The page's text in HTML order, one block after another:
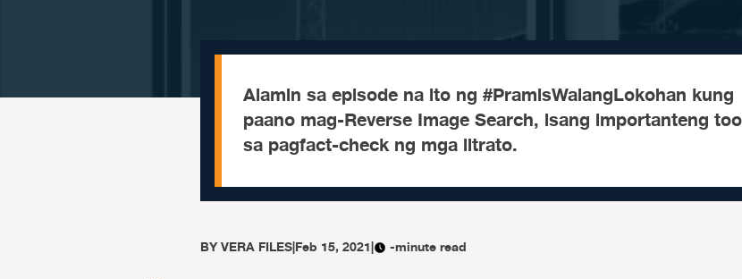
Alamin sa episode na ito ng #PramisWalangLokohan kung
paano mag-Reverse Image Search, isang importanteng
sa pagfact-check ng mga litrato.
BYVERA FILES|Feb 15, 2021| -minute read